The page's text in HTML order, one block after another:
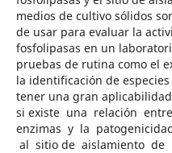
medios de cultivo sólidos
de usar para evaluar la
fosfolipasas en un
pruebas de rutina como el
la identificación de
tener una gran
si existe una relación
enzimas y la
al sitio de aislamiento de